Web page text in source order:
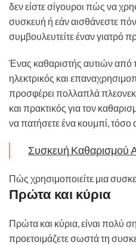
δεν είστε σίγουροι πώς να
συσκευή ή εάν αισθάνεστε
συμβουλευτείτε έναν γιατρό
Ένας καθαριστής αυτιών από
ηλεκτρικός και
προσφέρει πολλαπλά
και πρακτικός για τον
να πατήσετε ένα κουμπί, τόσο
Συσκευή Καθαρισμού
Πώς χρησιμοποιείτε μια
Πρώτα και κύρια
Πρώτα και κύρια, είναι πολύ
προετοιμάζετε σωστά τη